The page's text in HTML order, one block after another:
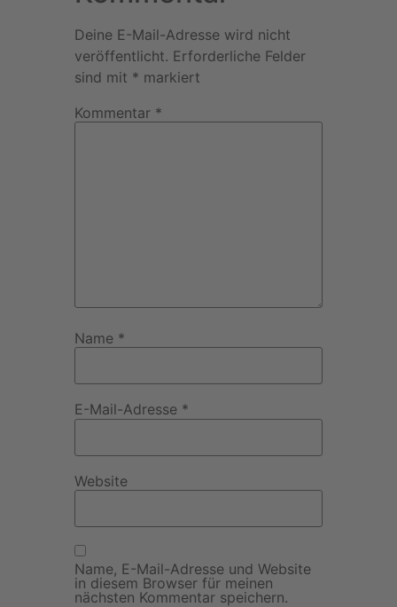
Deine E-Mail-Adresse wird nicht
veröffentlicht. Erforderliche Felder
sind mit * markiert
Kommentar *
Name *
E-Mail-Adresse *
Website
Name, E-Mail-Adresse und Website
in diesem Browser für meinen
nächsten Kommentar speichern.